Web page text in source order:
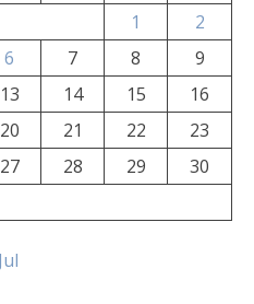
1
2
6 7 8
9
13 14 15
16
20 21 22
23
27 28 29
30